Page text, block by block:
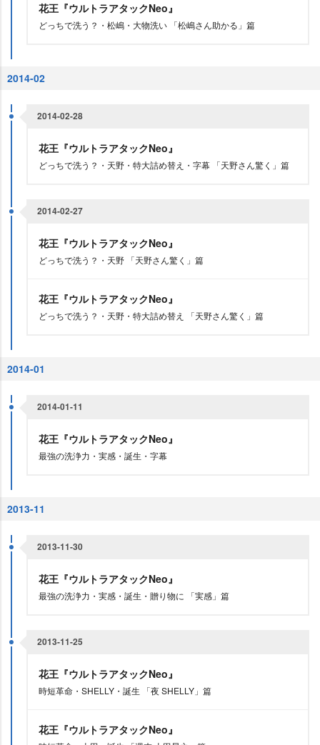
花王『ウルトラアタックNeo』
どっちで洗う？・松嶋・大物洗い 「松嶋さん助かる」篇
2014-02
2014-02-28
花王『ウルトラアタックNeo』
どっちで洗う？・天野・特大詰め替え・字幕 「天野さん驚く」篇
2014-02-27
花王『ウルトラアタックNeo』
どっちで洗う？・天野 「天野さん驚く」篇
花王『ウルトラアタックNeo』
どっちで洗う？・天野・特大詰め替え 「天野さん驚く」篇
2014-01
2014-01-11
花王『ウルトラアタックNeo』
最強の洗浄力・実感・誕生・字幕
2013-11
2013-11-30
花王『ウルトラアタックNeo』
最強の洗浄力・実感・誕生・贈り物に 「実感」篇
2013-11-25
花王『ウルトラアタックNeo』
時短革命・SHELLY・誕生 「夜 SHELLY」篇
花王『ウルトラアタックNeo』